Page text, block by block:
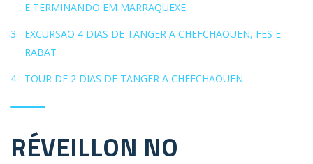
E TERMINANDO EM MARRAQUEXE
EXCURSÃO 4 DIAS DE TANGER A CHEFCHAOUEN, FES E
RABAT
TOUR DE 2 DIAS DE TANGER A CHEFCHAOUEN
RÉVEILLON NO